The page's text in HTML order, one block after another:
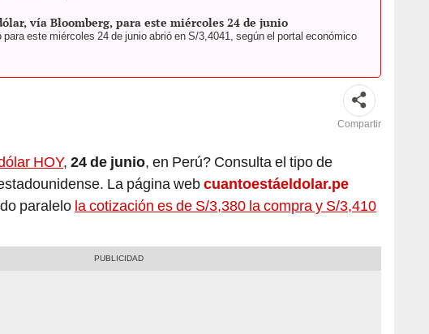
vía Bloomberg, para este miércoles 24 de junio
para este miércoles 24 de junio abrió en S/3,4041, según el portal económico
Compartir
HOY, 24 de junio, en Perú? Consulta el tipo de
La página webcuantoestáeldolar.pe
paralelo la cotización es de S/3,380 la compra y S/3,410